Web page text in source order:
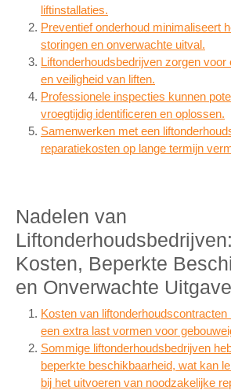
liftinstallaties.
Preventief onderhoud minimaliseert
storingen en onverwachte uitval.
Liftonderhoudsbedrijven zorgen voor
en veiligheid van liften.
Professionele inspecties kunnen
vroegtijdig identificeren en oplossen.
Samenwerken met een
reparatiekosten op lange termijn
Nadelen van
Kosten, Beperkte
en Onverwachte
Kosten van
een extra last vormen voor
Sommige liftonderhoudsbedrijven
beperkte beschikbaarheid, wat kan
bij het uitvoeren van noodzakelijke